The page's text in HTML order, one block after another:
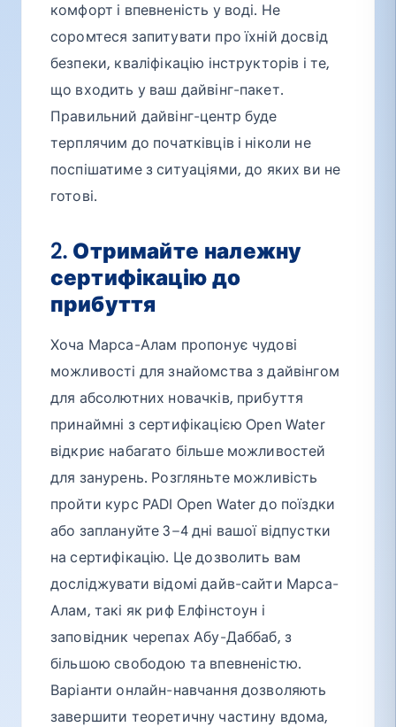
комфорт і впевненість у воді. Не
соромтеся запитувати про їхній досвід
безпеки, кваліфікацію інструкторів і те,
що входить у ваш дайвінг-пакет.
Правильний дайвінг-центр буде
терплячим до початківців і ніколи не
поспішатиме з ситуаціями, до яких ви не
готові.
2. Отримайте належну
сертифікацію до
прибуття
Хоча Марса-Алам пропонує чудові
можливості для знайомства з дайвінгом
для абсолютних новачків, прибуття
принаймні з сертифікацією Open Water
відкриє набагато більше можливостей
для занурень. Розгляньте можливість
пройти курс PADI Open Water до поїздки
або заплануйте 3–4 дні вашої відпустки
на сертифікацію. Це дозволить вам
досліджувати відомі дайв-сайти Марса-
Алам, такі як риф Елфінстоун і
заповідник черепах Абу-Даббаб, з
більшою свободою та впевненістю.
Варіанти онлайн-навчання дозволяють
завершити теоретичну частину вдома,